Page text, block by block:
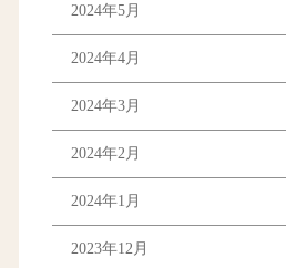
2024年5月
2024年4月
2024年3月
2024年2月
2024年1月
2023年12月